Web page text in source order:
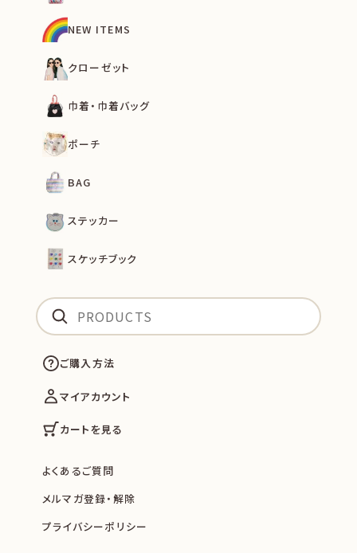
NEW ITEMS
クローゼット
巾着・巾着バッグ
ポーチ
BAG
ステッカー
スケッチブック
ご購入方法
マイアカウント
カートを見る
よくあるご質問
メルマガ登録・解除
プライバシーポリシー